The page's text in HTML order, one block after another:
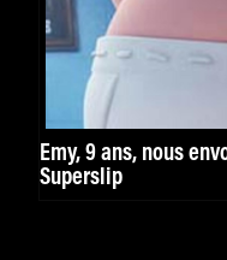
Emy, 9 ans, nous
Superslip